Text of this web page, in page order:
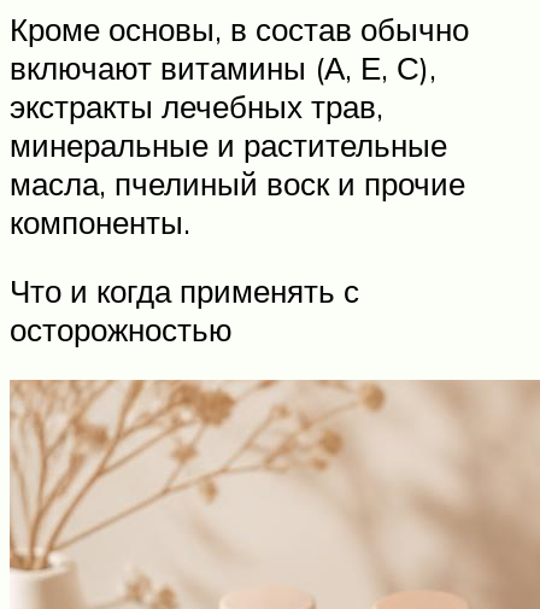
Кроме основы, в состав обычно
включают витамины (А, Е, С),
экстракты лечебных трав,
минеральные и растительные
масла, пчелиный воск и прочие
компоненты.
Что и когда применять с
осторожностью